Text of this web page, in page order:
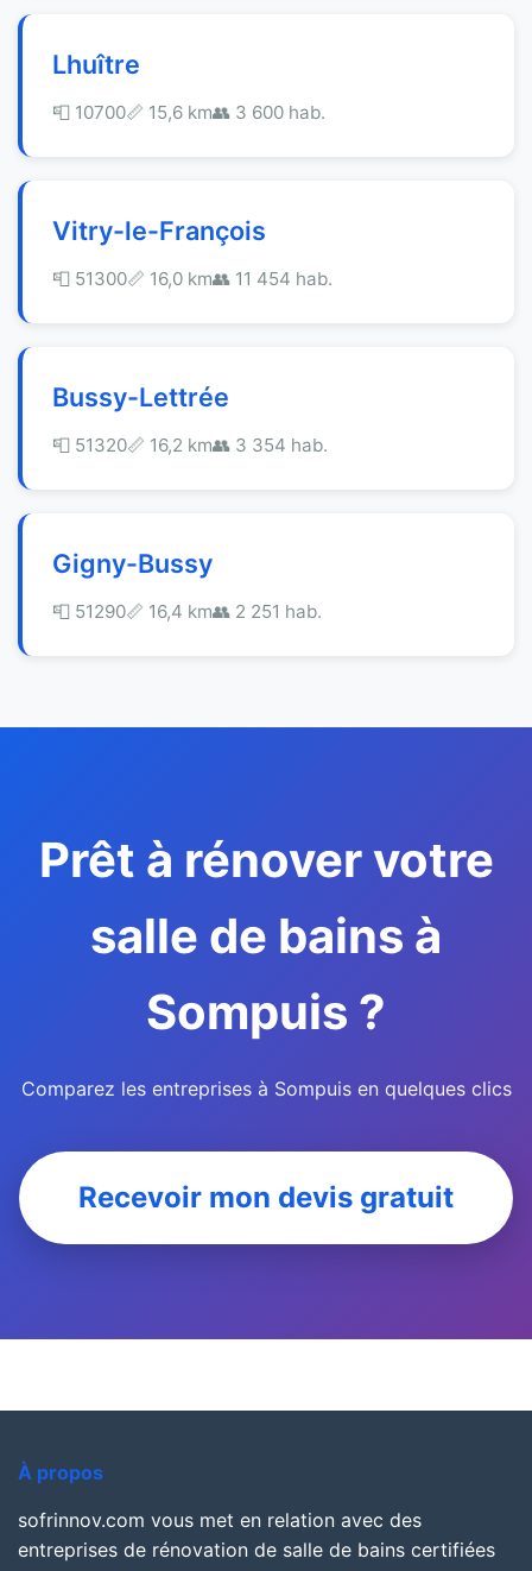
Lhuître
📮 10700📏 15,6 km👥 3 600 hab.
Vitry-le-François
📮 51300📏 16,0 km👥 11 454 hab.
Bussy-Lettrée
📮 51320📏 16,2 km👥 3 354 hab.
Gigny-Bussy
📮 51290📏 16,4 km👥 2 251 hab.
Prêt à rénover votre
salle de bains à
Sompuis ?
Comparez les entreprises à Sompuis en quelques clics
Recevoir mon devis gratuit
À propos
sofrinnov.com vous met en relation avec des
entreprises de rénovation de salle de bains certifiées